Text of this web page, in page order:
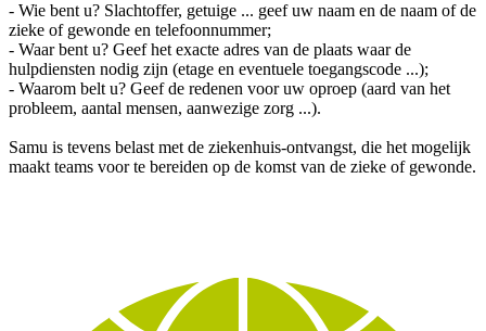
- Wie bent u? Slachtoffer, getuige ... geef uw naam en de naam of de
zieke of gewonde en telefoonnummer;
- Waar bent u? Geef het exacte adres van de plaats waar de
hulpdiensten nodig zijn (etage en eventuele toegangscode ...);
- Waarom belt u? Geef de redenen voor uw oproep (aard van het
probleem, aantal mensen, aanwezige zorg ...).
Samu is tevens belast met de ziekenhuis-ontvangst, die het mogelijk
maakt teams voor te bereiden op de komst van de zieke of gewonde.